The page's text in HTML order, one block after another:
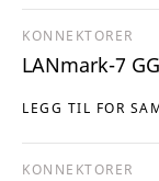
LEGG TIL FOR
KONNEKTORER
LANmark-7
KONNEKTORER